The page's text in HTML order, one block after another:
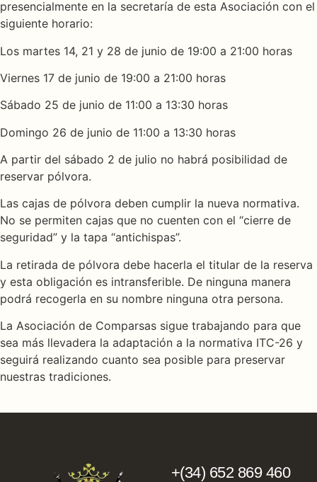
presencialmente en la secretaría de esta Asociación con el
siguiente horario:
Los martes 14, 21 y 28 de junio de 19:00 a 21:00 horas
Viernes 17 de junio de 19:00 a 21:00 horas
Sábado 25 de junio de 11:00 a 13:30 horas
Domingo 26 de junio de 11:00 a 13:30 horas
A partir del sábado 2 de julio no habrá posibilidad de
reservar pólvora.
Las cajas de pólvora deben cumplir la nueva normativa.
No se permiten cajas que no cuenten con el “cierre de
seguridad” y la tapa “antichispas”.
La retirada de pólvora debe hacerla el titular de la reserva
y esta obligación es intransferible. De ninguna manera
podrá recogerla en su nombre ninguna otra persona.
La Asociación de Comparsas sigue trabajando para que
sea más llevadera la adaptación a la normativa ITC-26 y
seguirá realizando cuanto sea posible para preservar
nuestras tradiciones.
+(34) 652 869 460